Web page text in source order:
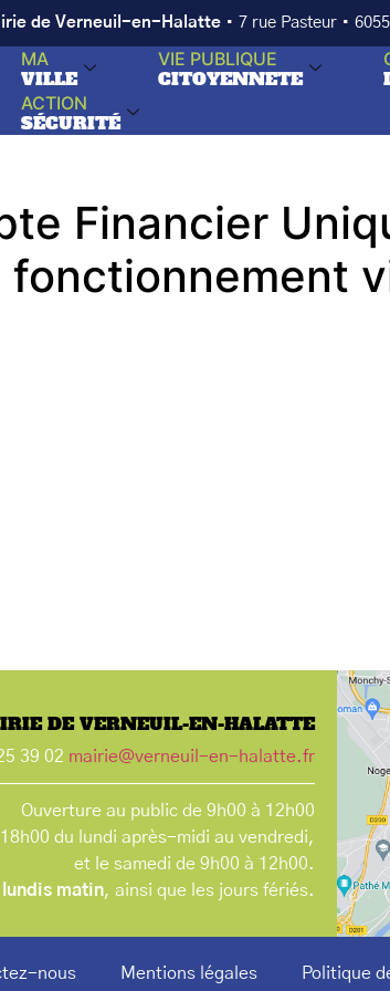
de Verneuil-en-Halatte • 7 rue Pasteur •
MA
VILLE
VIE PUBLIQUE
CITOYENNETE
ACTION
SÉCURITÉ
Financier
DE VERNEUIL-EN-HALATTE
39 02 mairie@verneuil-en-halatte.fr
Ouverture au public de 9h00 à 12h00
du lundi après-midi au vendredi,
et le samedi de 9h00 à 12h00.
lundis matin, ainsi que les jours fériés.
nous Mentions légales Politique